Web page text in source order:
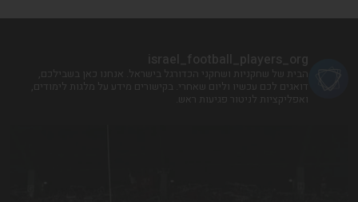
israel_football_players_org
הבית של שחקניות ושחקני הכדורגל בישראל. אנחנו כאן בשבילכם,
דואגים לכם עכשיו וליום שאחרי. בקישורים מידע על מלגות לימודים,
ואפליקציות לניטור פגיעות ראש.